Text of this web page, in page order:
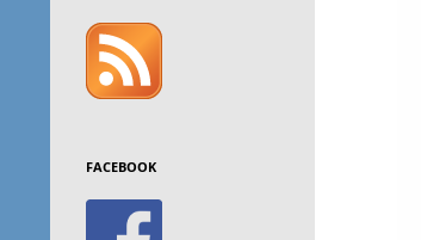
FACEBOOK